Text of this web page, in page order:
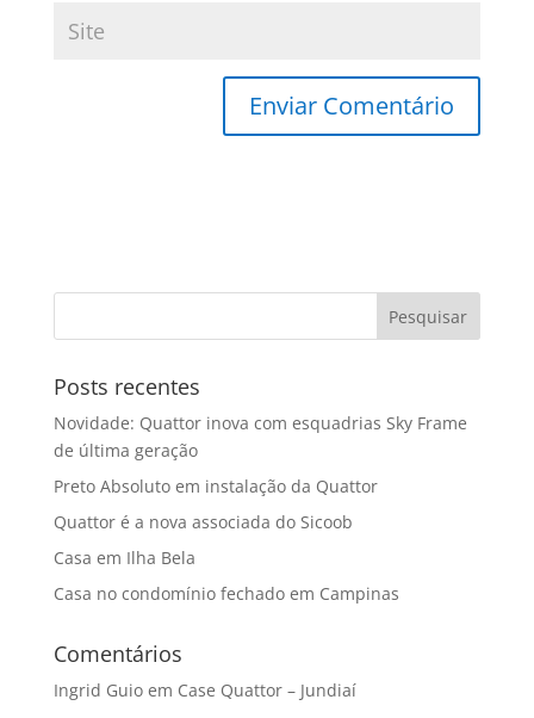
Posts recentes
Novidade: Quattor inova com esquadrias Sky Frame
de última geração
Preto Absoluto em instalação da Quattor
Quattor é a nova associada do Sicoob
Casa em Ilha Bela
Casa no condomínio fechado em Campinas
Comentários
Ingrid Guioem Case Quattor – Jundiaí